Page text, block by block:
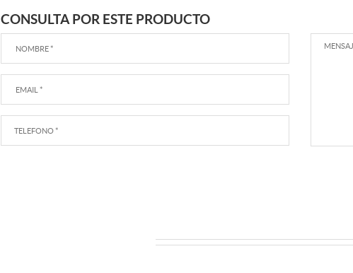
CONSULTA POR ESTE PRODUCTO